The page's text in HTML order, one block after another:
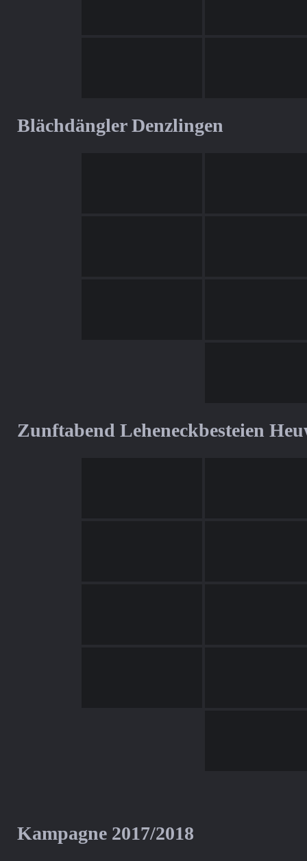
Blächdängler Denzlingen
Zunftabend Leheneckbesteien
Kampagne 2017/2018